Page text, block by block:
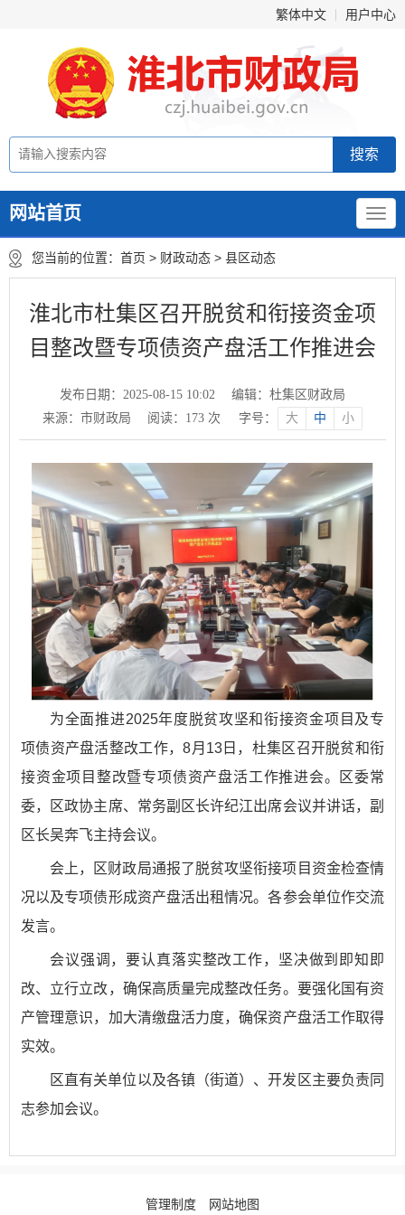
繁体中文 用户中心
网站首页
您当前的位置： 首页 > 财政动态 > 县区动态
淮北市杜集区召开脱贫和衔接资金项
目整改暨专项债资产盘活工作推进会
发布日期：2025-08-15 10:02
编辑：杜集区财政局
来源：市财政局
阅读： 173 次 字号： 大 中 小
为全面推进2025年度脱贫攻坚和衔接资金项目及专
项债资产盘活整改工作，8月13日，杜集区召开脱贫和衔
接资金项目整改暨专项债资产盘活工作推进会。区委常
委，区政协主席、常务副区长许纪江出席会议并讲话，副
区长吴奔飞主持会议。
会上，区财政局通报了脱贫攻坚衔接项目资金检查情
况以及专项债形成资产盘活出租情况。各参会单位作交流
发言。
会议强调，要认真落实整改工作，坚决做到即知即
改、立行立改，确保高质量完成整改任务。要强化国有资
产管理意识，加大清缴盘活力度，确保资产盘活工作取得
实效。
区直有关单位以及各镇（街道）、开发区主要负责同
志参加会议。
管理制度 网站地图